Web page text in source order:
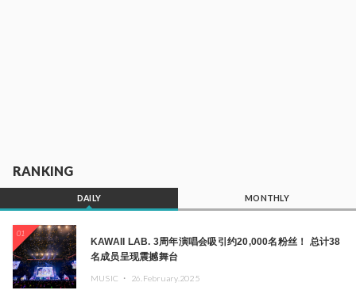
RANKING
DAILY MONTHLY
01
KAWAII LAB. 3周年演唱会吸引约20,000名粉丝！ 总计38
名成员呈现震撼舞台
MUSIC ・ 26.February.2025